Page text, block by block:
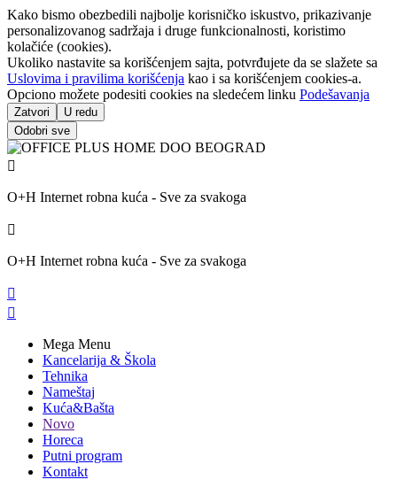
Kako bismo obezbedili najbolje korisničko iskustvo, prikazivanje
personalizovanog sadržaja i druge funkcionalnosti, koristimo
kolačiće (cookies).
Ukoliko nastavite sa korišćenjem sajta, potvrđujete da se slažete sa
Uslovima i pravilima korišćenja kao i sa korišćenjem cookies-a.
Opciono možete podesiti cookies na sledećem linku Podešavanja
Zatvori
U redu
Odobri sve

O+H Internet robna kuća - Sve za svakoga

O+H Internet robna kuća - Sve za svakoga


Mega Menu
Kancelarija & Škola
Tehnika
Nameštaj
Kuća&Bašta
Novo
Horeca
Putni program
Kontakt